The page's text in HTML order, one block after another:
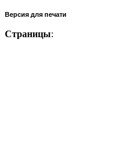
Версия для печати
Страницы: